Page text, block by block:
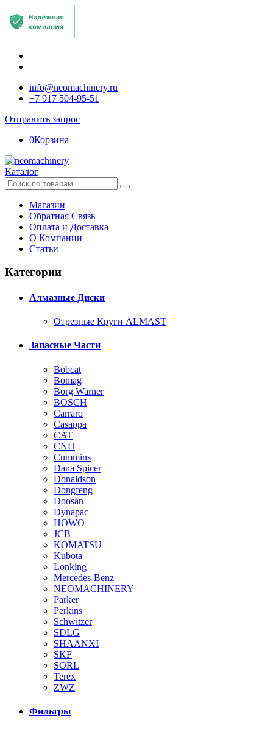
info@neomachinery.ru
+7 917 504-95-51
Отправить запрос
0Корзина
Каталог
Искать:
Магазин
Обратная Связь
Оплата и Доставка
О Компании
Статьи
Категории
Алмазные Диски
Отрезные Круги ALMAST
Запасные Части
Bobcat
Bomag
Borg Warner
BOSCH
Carraro
Casappa
CAT
CNH
Cummins
Dana Spicer
Donaldson
Dongfeng
Doosan
Dynapac
HOWO
JCB
KOMATSU
Kubota
Lonking
Mercedes-Benz
NEOMACHINERY
Parker
Perkins
Schwitzer
SDLG
SHAANXI
SKF
SORL
Terex
ZWZ
Фильтры